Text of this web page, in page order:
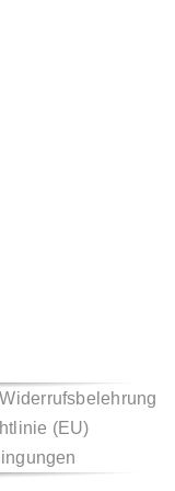
Widerrufsbelehrung
(EU)